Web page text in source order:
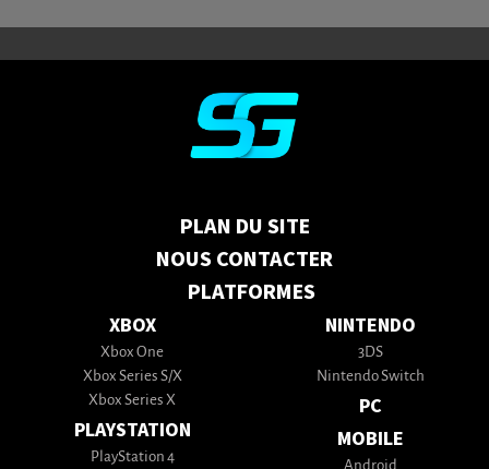
PLAN DU SITE
NOUS CONTACTER
PLATFORMES
XBOX
Xbox One
Xbox Series S/X
Xbox Series X
PLAYSTATION
PlayStation 4
NINTENDO
3DS
Nintendo Switch
PC
MOBILE